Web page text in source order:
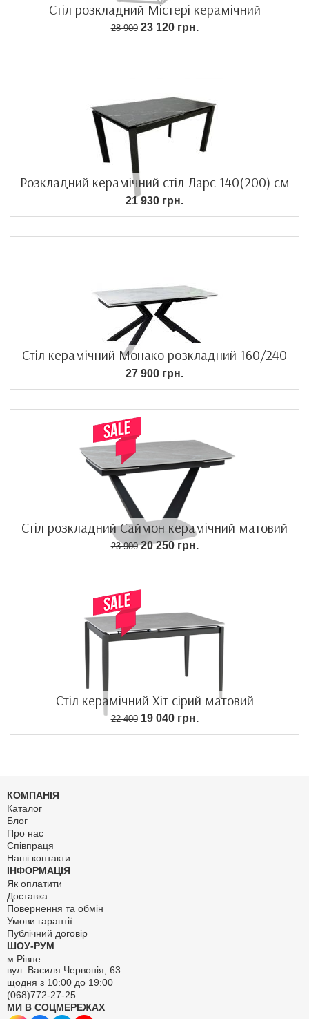
Стіл розкладний Містері керамічний
28 90023 120 грн.
Розкладний керамічний стіл Ларс 140(200) см
21 930 грн.
Стіл керамічний Монако розкладний 160/240
27 900 грн.
Стіл розкладний Саймон керамічний матовий
23 90020 250 грн.
Стіл керамічний Хіт сірий матовий
22 40019 040 грн.
КОМПАНІЯ
Каталог
Блог
Про нас
Співпраця
Наші контакти
ІНФОРМАЦІЯ
Як оплатити
Доставка
Повернення та обмін
Умови гарантії
Публічний договір
ШОУ-РУМ
м.Рівне
вул. Василя Червонія, 63
щодня з 10:00 до 19:00
(068)772-27-25
МИ В СОЦМЕРЕЖАХ